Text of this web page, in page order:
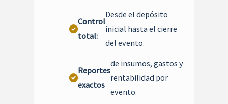
Control
total:
Desde el depósito
inicial hasta el cierre
del evento.
Reportes
exactos
de insumos, gastos y
rentabilidad por
evento.